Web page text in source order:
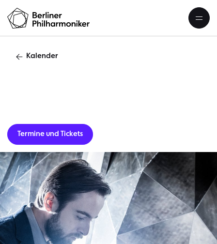
Kalender
Termine und Tickets